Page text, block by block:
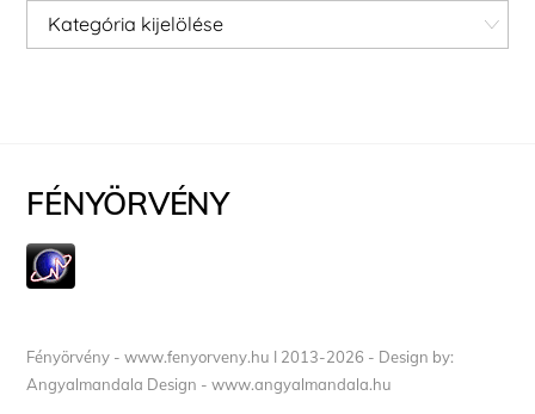
Kategóriák
FÉNYÖRVÉNY
Fényörvény - www.fenyorveny.hu I 2013-2026 - Design by:
Angyalmandala Design - www.angyalmandala.hu